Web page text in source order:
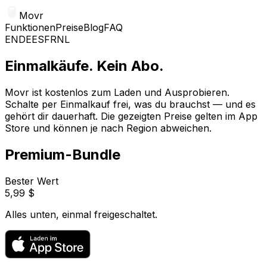
Movr
FunktionenPreiseBlogFAQ
ENDEESFRNL
Einmalkäufe. Kein Abo.
Movr ist kostenlos zum Laden und Ausprobieren.
Schalte per Einmalkauf frei, was du brauchst — und es
gehört dir dauerhaft. Die gezeigten Preise gelten im App
Store und können je nach Region abweichen.
Premium-Bundle
Bester Wert
5,99 $
Alles unten, einmal freigeschaltet.